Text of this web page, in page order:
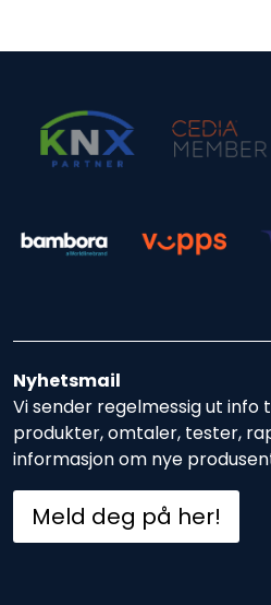
Nyhetsmail
Vi sender regelmessig ut info
produkter, omtaler, tester,
informasjon om nye
Meld deg på her!